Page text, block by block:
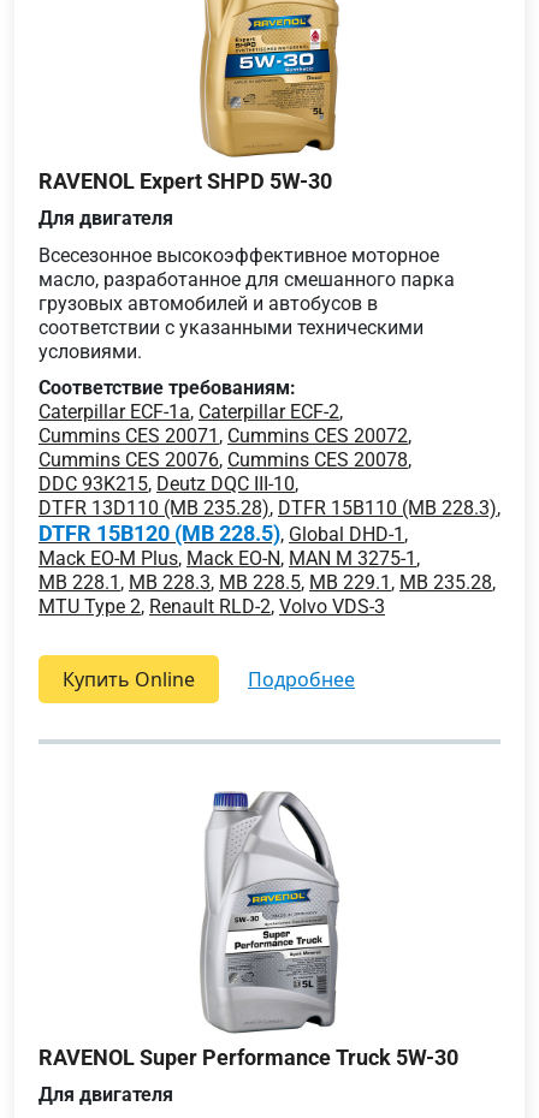
RAVENOL Expert SHPD 5W-30
Для двигателя
Всесезонное высокоэффективное моторное
масло, разработанное для смешанного парка
грузовых автомобилей и автобусов в
соответствии с указанными техническими
условиями.
Соответствие требованиям:
Caterpillar ECF-1a, Caterpillar ECF-2,
Cummins CES 20071 , Cummins CES 20072,
Cummins CES 20076, Cummins CES 20078,
DDC 93K215, Deutz DQC III-10,
DTFR 13D110 (MB 235.28), DTFR 15B110 (MB 228.3),
DTFR 15B120 (MB 228.5), Global DHD-1 ,
Mack EO-M Plus, Mack EO-N, MAN M 3275-1 ,
MB 228.1 , MB 228.3, MB 228.5, MB 229.1 , MB 235.28,
MTU Type 2, Renault RLD-2, Volvo VDS-3
Купить Online подробнее
RAVENOL Super Performance Truck 5W-30
Для двигателя